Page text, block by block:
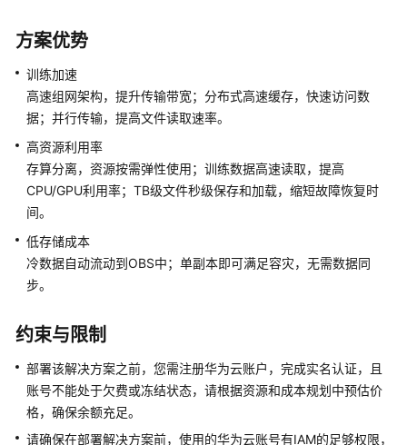
语
质
检
语
音
识
别-
私
通
话
容
分
析
文
方案优势
训练加速
高速组网架构，提升传输带宽；分布式高速缓存，快速访问数
据；并行传输，提高文件读取速率。
高资源利用率
存算分离，资源按需弹性使用；训练数据高速读取，提高
CPU/GPU利用率；TB级文件秒级保存和加载，缩短故障恢复时
间。
低存储成本
冷数据自动流动到OBS中；单副本即可满足容灾，无需数据同
步。
约束与限制
部署该解决方案之前，您需注册华为云账户，完成实名认证，且
账号不能处于欠费或冻结状态，请根据资源和成本规划中预估价
格，确保余额充足。
请确保在部署解决方案前，使用的华为云账号有IAM的足够权限，